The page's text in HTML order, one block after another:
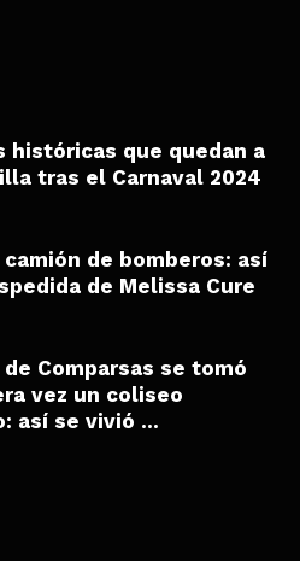
históricas que quedan a
tras el Carnaval 2024
de bomberos: así
de Melissa Cure
de Comparsas se tomó
vez un coliseo
así se vivió ...